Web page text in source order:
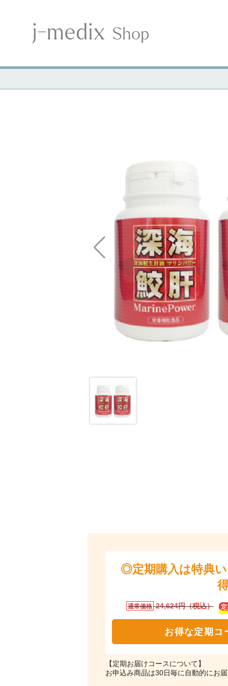
◎定期購入は特典
通常価格 24,624円（税込）
お得な定期コ
【定期お届けコースについて】
お申込み商品は30日毎に自動的にお